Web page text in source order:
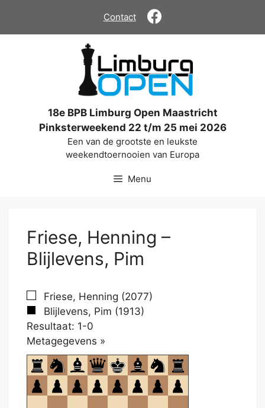
de
Contact
18e BPB Limburg Open Maastricht
Pinksterweekend 22 t/m 25 mei 2026
Een van de grootste en leukste
weekendtoernooien van Europa
Menu
Friese, Henning –
Blijlevens, Pim
Friese, Henning (2077)
Blijlevens, Pim (1913)
Resultaat: 1-0
Metagegevens »
om
te
openen.